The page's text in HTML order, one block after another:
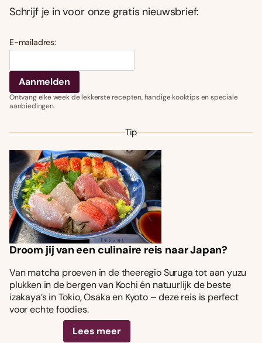
Schrijf je in voor onze gratis nieuwsbrief:
E-mailadres:
Ontvang elke week de lekkerste recepten, handige kooktips en speciale
aanbiedingen.
Tip
Droom jij van een culinaire reis naar Japan?
Van matcha proeven in de theeregio Suruga tot aan yuzu
plukken in de bergen van Kochi én natuurlijk de beste
izakaya’s in Tokio, Osaka en Kyoto – deze reis is perfect
voor echte foodies.
Lees meer